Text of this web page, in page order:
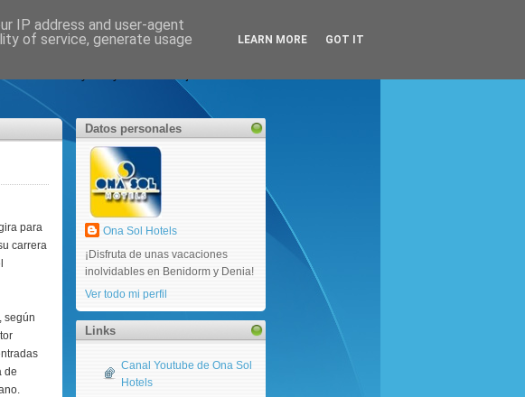
para
carrera
, según
de
Datos personales
Ona Sol Hotels
¡Disfruta de unas vacaciones
inolvidables en Benidorm y Denia!
Ver todo mi perfil
Links
Canal Youtube de Ona Sol
Hotels
IP address and user-agent
of service, generate usage
LEARN MORE GOT IT